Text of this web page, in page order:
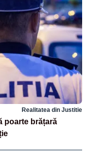
Realitatea din Justitie
poarte brățară